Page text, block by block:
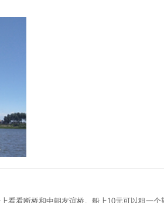
看看断桥和中朝友谊桥。船上10元可以租一个